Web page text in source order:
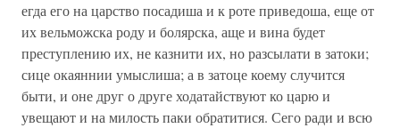
егда его на царство посадиша и к роте приведоша, еще от
их вельможска роду и болярска, аще и вина будет
преступлению их, не казнити их, но разсылати в затоки;
сице окаяннии умыслиша; а в затоце коему случится
быти, и оне друг о друге ходатайствуют ко царю и
увещают и на милость паки обратитися. Сего ради и всю